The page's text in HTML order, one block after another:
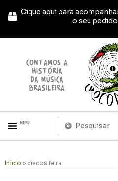
para
conteúdo
Cique aqui para
o seu
contamos a
história
da música
brasileira
Menu
Pesquisar
Início » discos feira